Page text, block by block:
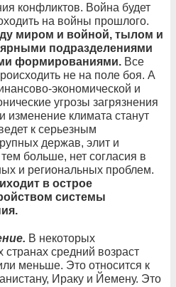
конфликтов. Война будет
на войны прошлого.
миром и войной, тылом и
подразделениями
формированиями. Все
не на поле боя. А
экономической и
угрозы загрязнения
изменение климата станут
к серьезным
держав, элит и
больше, нет согласия в
и региональных проблем.
в острое
системы
В некоторых
странах средний возраст
меньше. Это относится к
Ираку и Йемену. Это